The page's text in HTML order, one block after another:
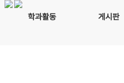
학과활동 게시판